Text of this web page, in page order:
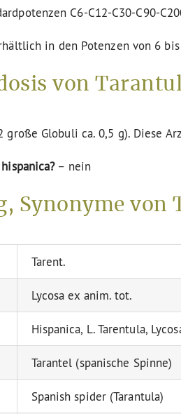
C6-C12-C30-C90-
in den Potenzen von 6
von
Globuli ca. 0,5 g). Diese
– nein
Synonyme von
Tarent.
Lycosa ex anim. tot.
Hispanica, L. Tarentula,
Tarantel (spanische Spinne)
Spanish spider (Tarantula)